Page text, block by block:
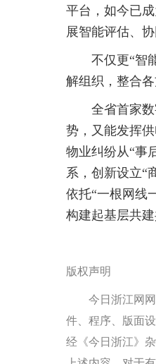
平台，如今已
展智能评估、
不仅更“智
解组织，整合
全省首家
势，又能发挥
物业纠纷从“事
系，创新设立“
依托“一根网线
构建起基层共建
版权声明
今日浙江网
件、程序、版面
经《今日浙江》